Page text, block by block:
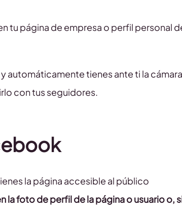
tu página de empresa o perfil personal
automáticamente tienes ante ti la cámara
con tus seguidores.
la página accesible al público
la foto de perfil de la página o usuario o,